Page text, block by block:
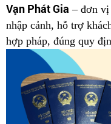
Vạn Phát Gia – đơn vị
nhập cảnh, hỗ trợ
hợp pháp, đúng quy